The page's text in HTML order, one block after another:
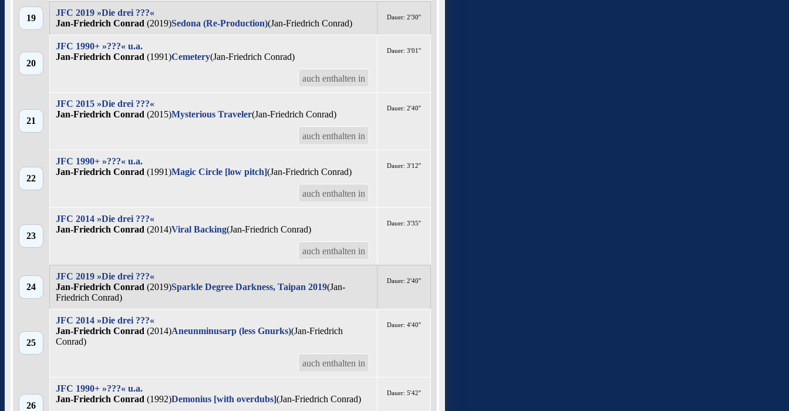
19
JFC 2019 »Die drei ???«
Jan-Friedrich Conrad (2019)Sedona (Re-Production)(Jan-Friedrich Conrad)
Dauer: 2'30''
20
JFC 1990+ »???« u.a.
Jan-Friedrich Conrad (1991)Cemetery(Jan-Friedrich Conrad)
auch enthalten in
Dauer: 3'01''
21
JFC 2015 »Die drei ???«
Jan-Friedrich Conrad (2015)Mysterious Traveler(Jan-Friedrich Conrad)
auch enthalten in
Dauer: 2'40''
22
JFC 1990+ »???« u.a.
Jan-Friedrich Conrad (1991)Magic Circle [low pitch](Jan-Friedrich Conrad)
auch enthalten in
Dauer: 3'12''
23
JFC 2014 »Die drei ???«
Jan-Friedrich Conrad (2014)Viral Backing(Jan-Friedrich Conrad)
auch enthalten in
Dauer: 3'35''
24
JFC 2019 »Die drei ???«
Jan-Friedrich Conrad (2019)Sparkle Degree Darkness, Taipan 2019(Jan-
Friedrich Conrad)
Dauer: 2'40''
25
JFC 2014 »Die drei ???«
Jan-Friedrich Conrad (2014)Aneunminusarp (less Gnurks)(Jan-Friedrich
Conrad)
auch enthalten in
Dauer: 4'40''
26
JFC 1990+ »???« u.a.
Jan-Friedrich Conrad (1992)Demonius [with overdubs](Jan-Friedrich Conrad)
Dauer: 5'42''